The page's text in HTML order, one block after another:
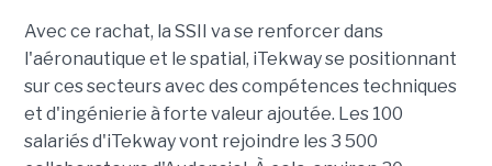
Avec ce rachat, la SSII va se renforcer dans
l'aéronautique et le spatial, iTekway se positionnant
sur ces secteurs avec des compétences techniques
et d'ingénierie à forte valeur ajoutée. Les 100
salariés d'iTekway vont rejoindre les 3 500